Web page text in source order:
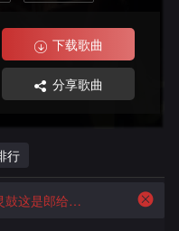
下载歌曲
分享歌曲
行
FunkyHouse串烧